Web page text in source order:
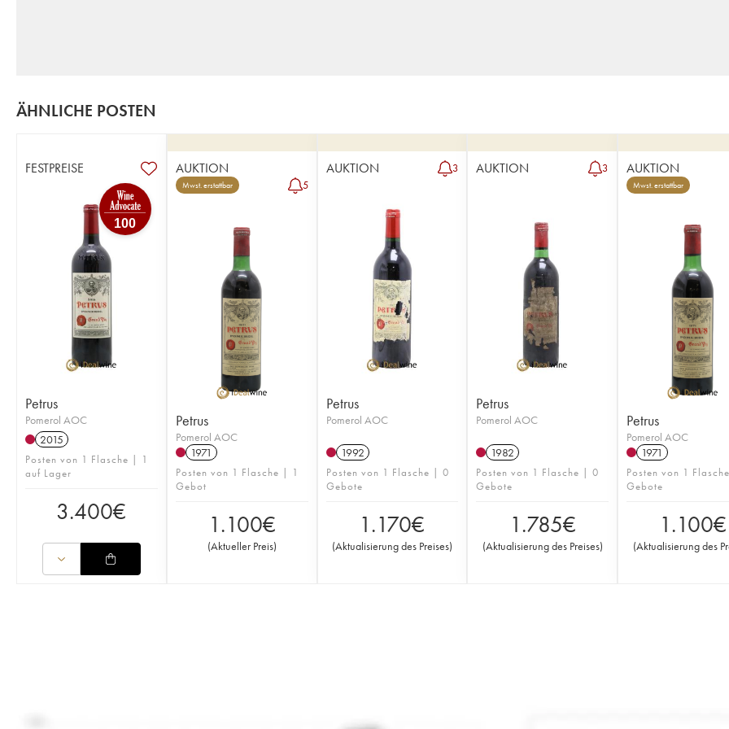
ÄHNLICHE POSTEN
FESTPREISE
100
Petrus
Pomerol AOC
2015
Posten von 1 Flasche | 1
auf Lager
3.400€
AUKTION
Mwst. erstattbar 5
Petrus
Pomerol AOC
1971
Posten von 1 Flasche | 1
Gebot
1.100€
(Aktueller Preis)
AUKTION 3
Petrus
Pomerol AOC
1992
Posten von 1 Flasche | 0
Gebote
1.170€
(Aktualisierung des Preises)
AUKTION 3
Petrus
Pomerol AOC
1982
Posten von 1 Flasche | 0
Gebote
1.785€
(Aktualisierung des Preises)
AUKTION
Mwst. erstattbar
Petrus
Pomerol AOC
1971
Posten von 1
Gebote
1.100€
(Aktualisierung des